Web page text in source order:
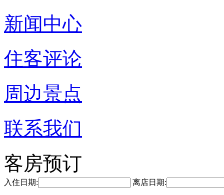
新闻中心
住客评论
周边景点
联系我们
客房预订
入住日期: 离店日期: